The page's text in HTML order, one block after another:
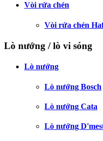
Vòi rửa chén
Vòi rửa chén
Lò nướng / lò vi sóng
Lò nướng
Lò nướng Bosch
Lò nướng Cata
Lò nướng